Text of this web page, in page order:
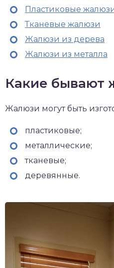
Пластиковые
Тканевые жалюзи
Жалюзи из дерева
Жалюзи из металла
Какие бывают
Жалюзи могут быть
пластиковые;
металлические;
тканевые;
деревянные.